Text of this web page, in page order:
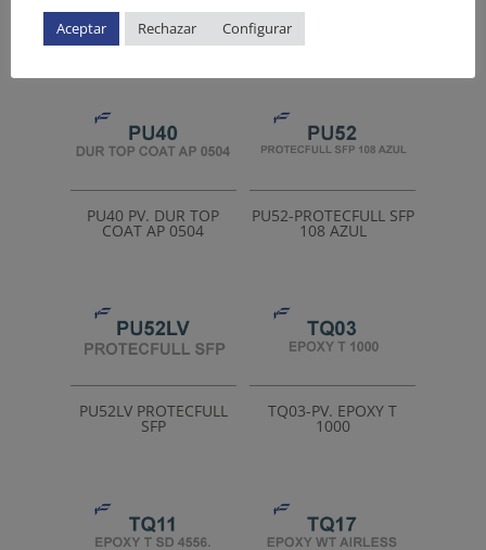
PU22 PV. DUR TOP
COAT HS 294 COAT HS 294 Piscinas
PU40 PV. DUR TOP
COAT AP 0504
PU52-PROTECFULL SFP
108 AZUL
PU52LV PROTECFULL
SFP
TQ03-PV. EPOXY T
1000
Aceptar Rechazar Configurar